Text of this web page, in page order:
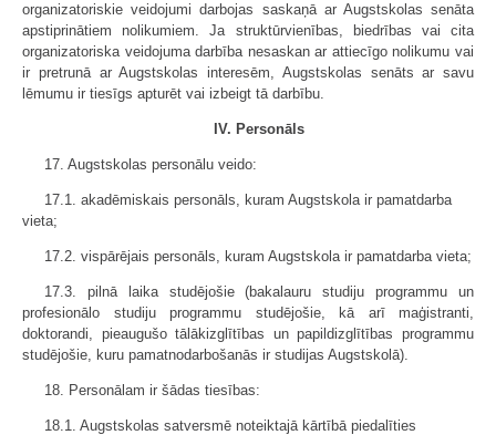
organizatoriskie veidojumi darbojas saskaņā ar Augstskolas senāta
apstiprinātiem nolikumiem. Ja struktūrvienības, biedrības vai cita
organizatoriska veidojuma darbība nesaskan ar attiecīgo nolikumu vai
ir pretrunā ar Augstskolas interesēm, Augstskolas senāts ar savu
lēmumu ir tiesīgs apturēt vai izbeigt tā darbību.
IV. Personāls
17. Augstskolas personālu veido:
17.1. akadēmiskais personāls, kuram Augstskola ir pamatdarba
vieta;
17.2. vispārējais personāls, kuram Augstskola ir pamatdarba vieta;
17.3. pilnā laika studējošie (bakalauru studiju programmu un
profesionālo studiju programmu studējošie, kā arī maģistranti,
doktorandi, pieaugušo tālākizglītības un papildizglītības programmu
studējošie, kuru pamatnodarbošanās ir studijas Augstskolā).
18. Personālam ir šādas tiesības:
18.1. Augstskolas satversmē noteiktajā kārtībā piedalīties